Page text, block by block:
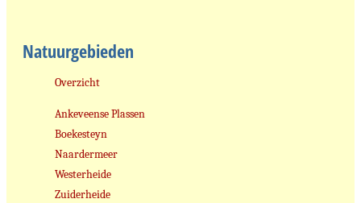
Natuurgebieden
Overzicht
Ankeveense Plassen
Boekesteyn
Naardermeer
Westerheide
Zuiderheide